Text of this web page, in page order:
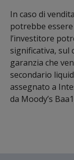
In caso di
potrebbe
l’investitore
significativa, sul
garanzia che
secondario
assegnato a
da Moody’s